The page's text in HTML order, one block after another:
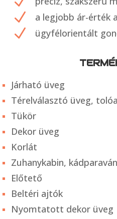
N a legjobb ár-érték
N ügyfélorientált
Járható üveg
Térelválasztó üveg,
Tükör
Dekor üveg
Korlát
Zuhanykabin, kádparaván
Előtető
Beltéri ajtók
Nyomtatott dekor üveg